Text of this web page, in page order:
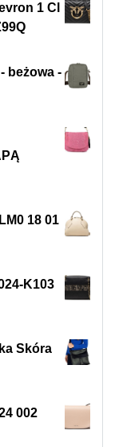
1 Cl
beżowa -
18 01
K103
Skóra
002